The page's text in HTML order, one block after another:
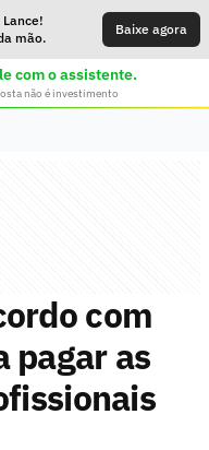
mão.
Baixe agora
com o assistente.
não é investimento
com
pagar as